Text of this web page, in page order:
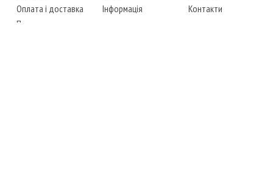
Оплата і доставка
Повернення товару
Інформація
Контакти